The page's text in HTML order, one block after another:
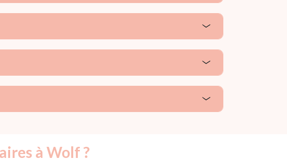
à Wolf ?